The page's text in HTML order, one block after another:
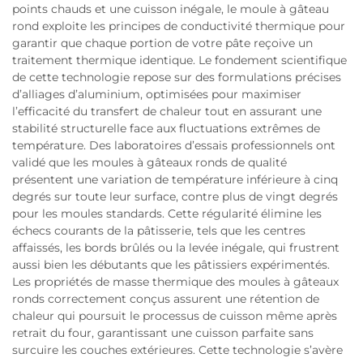
points chauds et une cuisson inégale, le moule à gâteau
rond exploite les principes de conductivité thermique pour
garantir que chaque portion de votre pâte reçoive un
traitement thermique identique. Le fondement scientifique
de cette technologie repose sur des formulations précises
d’alliages d’aluminium, optimisées pour maximiser
l’efficacité du transfert de chaleur tout en assurant une
stabilité structurelle face aux fluctuations extrêmes de
température. Des laboratoires d’essais professionnels ont
validé que les moules à gâteaux ronds de qualité
présentent une variation de température inférieure à cinq
degrés sur toute leur surface, contre plus de vingt degrés
pour les moules standards. Cette régularité élimine les
échecs courants de la pâtisserie, tels que les centres
affaissés, les bords brûlés ou la levée inégale, qui frustrent
aussi bien les débutants que les pâtissiers expérimentés.
Les propriétés de masse thermique des moules à gâteaux
ronds correctement conçus assurent une rétention de
chaleur qui poursuit le processus de cuisson même après
retrait du four, garantissant une cuisson parfaite sans
surcuire les couches extérieures. Cette technologie s’avère